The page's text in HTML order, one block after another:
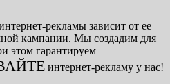
рекламы зависит от ее
кампании. Мы создадим для
этом гарантируем
интернет-рекламу у нас!